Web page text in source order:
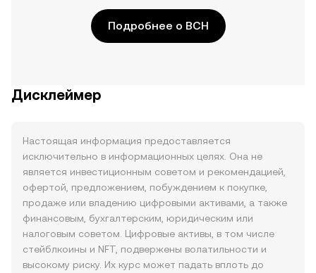
Подробнее о BCH
Дисклеймер
Настоящая информация предоставляется
исключительно в информационных целях. Она не
является инвестиционным советом и рекомендацией,
офертой, предложением, побуждением к покупке,
продаже или владению цифровыми активами, а также
финансовым, бухгалтерским, юридическим или
налоговым советом. Цифровые активы, в том числе
стейблкоины и NFT, подвержены волатильности и
высокому риску. Их курс может падать вплоть до